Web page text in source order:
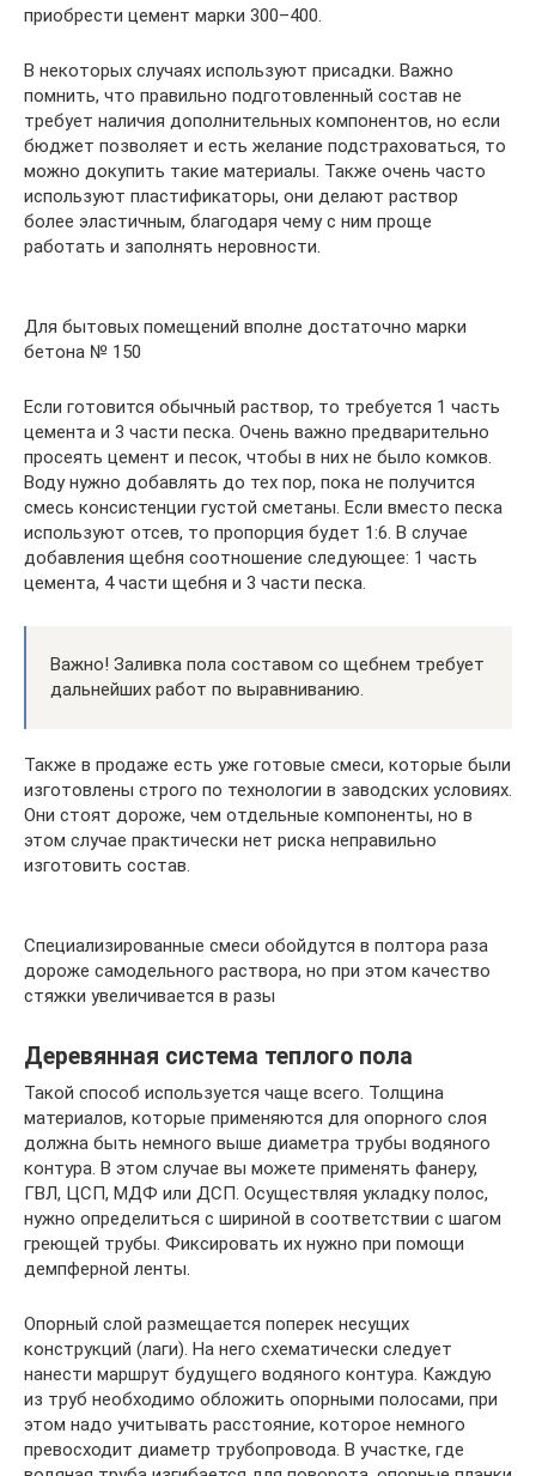
приобрести цемент марки 300–400.
В некоторых случаях используют присадки. Важно
помнить, что правильно подготовленный состав не
требует наличия дополнительных компонентов, но если
бюджет позволяет и есть желание подстраховаться, то
можно докупить такие материалы. Также очень часто
используют пластификаторы, они делают раствор
более эластичным, благодаря чему с ним проще
работать и заполнять неровности.
Для бытовых помещений вполне достаточно марки
бетона № 150
Если готовится обычный раствор, то требуется 1 часть
цемента и 3 части песка. Очень важно предварительно
просеять цемент и песок, чтобы в них не было комков.
Воду нужно добавлять до тех пор, пока не получится
смесь консистенции густой сметаны. Если вместо песка
используют отсев, то пропорция будет 1:6. В случае
добавления щебня соотношение следующее: 1 часть
цемента, 4 части щебня и 3 части песка.
Важно! Заливка пола составом со щебнем требует
дальнейших работ по выравниванию.
Также в продаже есть уже готовые смеси, которые были
изготовлены строго по технологии в заводских условиях.
Они стоят дороже, чем отдельные компоненты, но в
этом случае практически нет риска неправильно
изготовить состав.
Специализированные смеси обойдутся в полтора раза
дороже самодельного раствора, но при этом качество
стяжки увеличивается в разы
Деревянная система теплого пола
Такой способ используется чаще всего. Толщина
материалов, которые применяются для опорного слоя
должна быть немного выше диаметра трубы водяного
контура. В этом случае вы можете применять фанеру,
ГВЛ, ЦСП, МДФ или ДСП. Осуществляя укладку полос,
нужно определиться с шириной в соответствии с шагом
греющей трубы. Фиксировать их нужно при помощи
демпферной ленты.
Опорный слой размещается поперек несущих
конструкций (лаги). На него схематически следует
нанести маршрут будущего водяного контура. Каждую
из труб необходимо обложить опорными полосами, при
этом надо учитывать расстояние, которое немного
превосходит диаметр трубопровода. В участке, где